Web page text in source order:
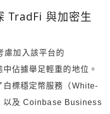
TradFi 與加密生
慮加入該平台的
佔據舉足輕重的地位。
標穩定幣服務（White-
及 Coinbase Business